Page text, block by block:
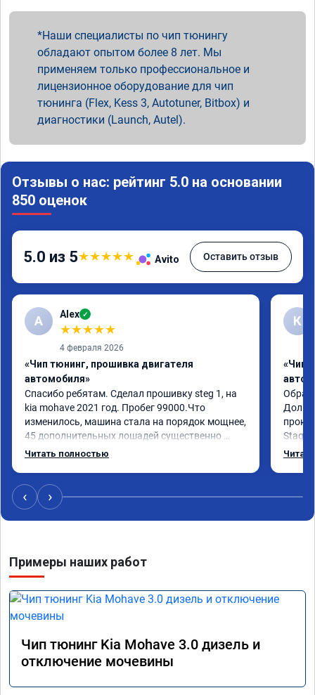
Наши специалисты по чип тюнингу
обладают опытом более 8 лет. Мы
применяем только профессиональное и
лицензионное оборудование для чип
тюнинга (Flex, Kess 3, Autotuner, Bitbox) и
диагностики (Launch, Autel).
Отзывы о нас: рейтинг 5.0 на основании
850 оценок
5.0 из 5★★★★★ Avito Оставить отзыв
A Alex ✓
★★★★★
4 февраля 2026
«Чип тюнинг, прошивка двигателя
автомобиля»
Спасибо ребятам. Сделал прошивку steg 1, на
kia mohave 2021 год. Пробег 99000.Что
изменилось, машина стала на порядок мощнее,
45 дополнительных лошадей существенно
чувствуется и соответственно крутящего
12-12.5. Коробка перестала подпинывать при
наборе скорости. Педаль газа более
отзывчевее. В целом, я очень доволен.!
Читать полностью
К
«Чип
Долго
Stage
с
‹ ›
Примеры наших работ
Чип тюнинг Kia Mohave 3.0 дизель и
отключение мочевины